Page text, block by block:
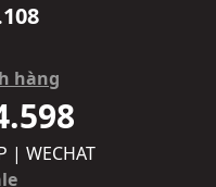
hàng
| WECHAT